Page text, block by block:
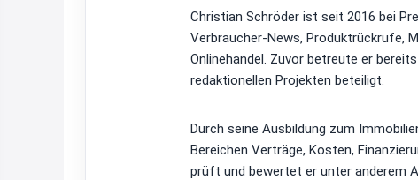
Christian Schröder ist seit 2016 bei
Verbraucher-News, Produktrückrufe,
Onlinehandel. Zuvor betreute er
redaktionellen Projekten beteiligt.
Durch seine Ausbildung zum
Bereichen Verträge, Kosten,
prüft und bewertet er unter anderem